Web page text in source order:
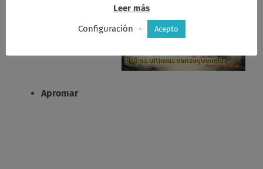
Apromar
Leer más
Configuración
- Acepto